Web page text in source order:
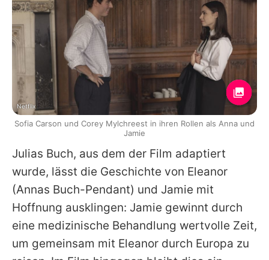
Julias Buch, aus dem der Film adaptiert
wurde, lässt die Geschichte von Eleanor
(Annas Buch-Pendant) und Jamie mit
Hoffnung ausklingen: Jamie gewinnt durch
eine medizinische Behandlung wertvolle Zeit,
um gemeinsam mit Eleanor durch Europa zu
Netflix
Sofia Carson und Corey Mylchreest in ihren Rollen als Anna und
Jamie